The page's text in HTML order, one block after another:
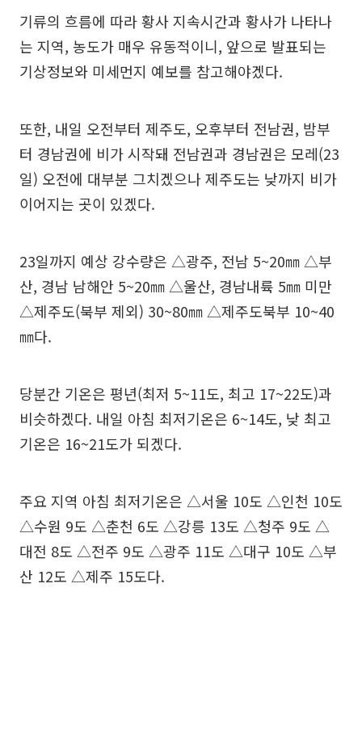
기류의 흐름에 따라 황사 지속시간과 황사가 나타나
는 지역, 농도가 매우 유동적이니, 앞으로 발표되는
기상정보와 미세먼지 예보를 참고해야겠다.
또한, 내일 오전부터 제주도, 오후부터 전남권, 밤부
터 경남권에 비가 시작돼 전남권과 경남권은 모레(23
일) 오전에 대부분 그치겠으나 제주도는 낮까지 비가
이어지는 곳이 있겠다.
23일까지 예상 강수량은 △광주, 전남 5~20㎜ △부
산, 경남 남해안 5~20㎜ △울산, 경남내륙 5㎜ 미만
△제주도(북부 제외) 30~80㎜ △제주도북부 10~40
㎜다.
당분간 기온은 평년(최저 5~11도, 최고 17~22도)과
비슷하겠다. 내일 아침 최저기온은 6~14도, 낮 최고
기온은 16~21도가 되겠다.
주요 지역 아침 최저기온은 △서울 10도 △인천 10도
△수원 9도 △춘천 6도 △강릉 13도 △청주 9도 △
대전 8도 △전주 9도 △광주 11도 △대구 10도 △부
산 12도 △제주 15도다.